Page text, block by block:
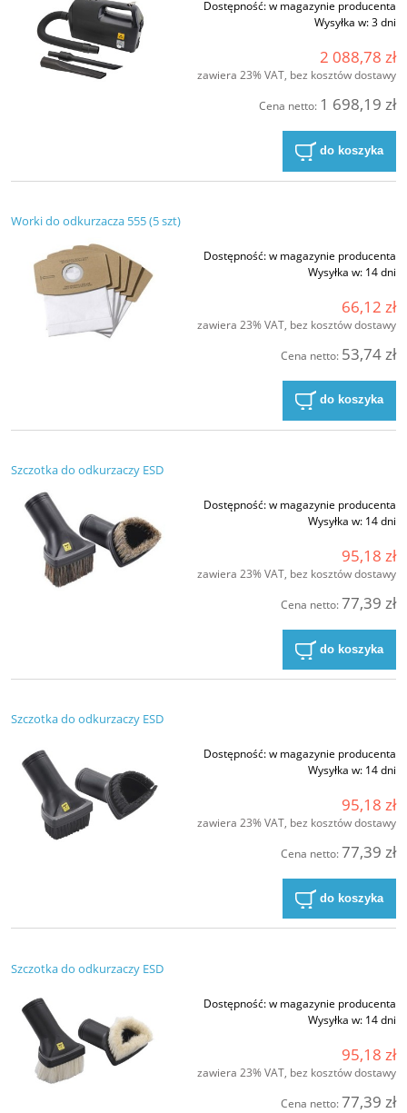
Dostępność:w magazynie producenta
Wysyłka w:3 dni
2 088,78 zł
zawiera 23% VAT, bez kosztów dostawy
Cena netto: 1 698,19 zł
do koszyka
Worki do odkurzacza 555 (5 szt)
Dostępność:w magazynie producenta
Wysyłka w: 14 dni
66,12 zł
zawiera 23% VAT, bez kosztów dostawy
Cena netto: 53,74 zł
do koszyka
Szczotka do odkurzaczy ESD
Dostępność:w magazynie producenta
Wysyłka w: 14 dni
95,18 zł
zawiera 23% VAT, bez kosztów dostawy
Cena netto:77,39 zł
do koszyka
Szczotka do odkurzaczy ESD
Dostępność:w magazynie producenta
Wysyłka w: 14 dni
95,18 zł
zawiera 23% VAT, bez kosztów dostawy
Cena netto:77,39 zł
do koszyka
Szczotka do odkurzaczy ESD
Dostępność:w magazynie producenta
Wysyłka w: 14 dni
95,18 zł
zawiera 23% VAT, bez kosztów dostawy
Cena netto:77,39 zł